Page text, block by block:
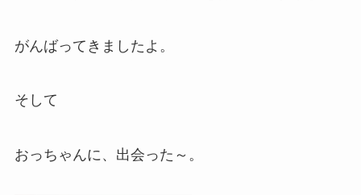
がんばってきましたよ。
そして
おっちゃんに、出会った～。